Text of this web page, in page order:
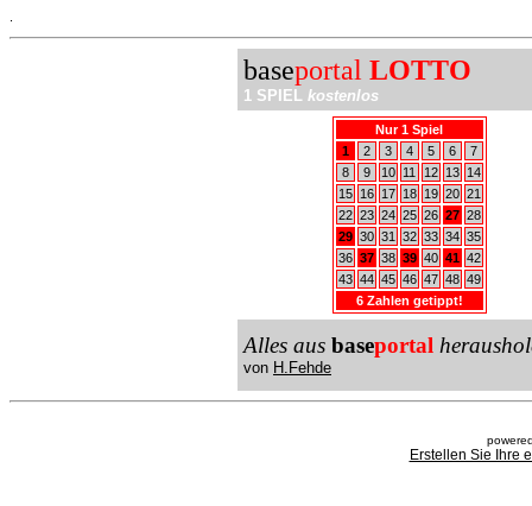
baseportal LOTTO
1 SPIEL kostenlos
Nur 1 Spiel
1
2 3 4 5 6
7
8
9 10 11 12 13
14
15
16 17 18 19 20 21
22 23 24 25 26 27 28
29 30 31 32 33 34 35
36 37 38 39 40 41 42
43 44 45 46 47 48 49
6 Zahlen getippt!
Alles aus baseportal
von H.Fehde
Erstellen Sie Ihre